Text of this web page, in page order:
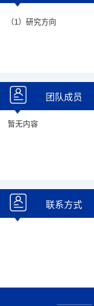
（1）研究方向
团队成员
暂无内容
联系方式